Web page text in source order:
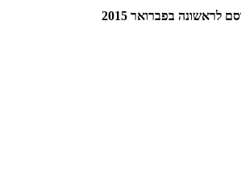
לראשונה בפברואר 2015